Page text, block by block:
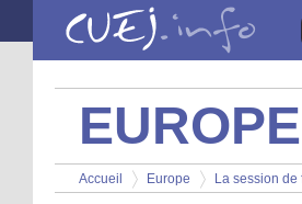
Aller au contenu principal
EUROPE
Vous êtes ici
Accueil
>
Europe
>
La session